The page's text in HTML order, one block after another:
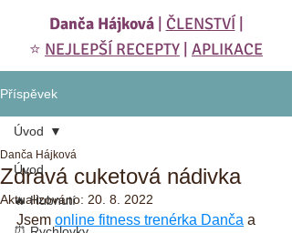
Danča Hájková| ČLENSTVÍ
⭐️ NEJLEPŠÍ RECEPTY APLIKACE
Příspěvek
Úvod
🔥 Hubnutí
Úvod
Zdravá cuketová nádivka
Danča Hájková
Aktualizováno: 20. 8. 2022
Jsem online fitness trenérka Danča a